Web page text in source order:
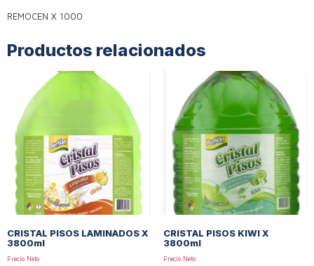
REMOCEN X 1000
Productos relacionados
CRISTAL PISOS LAMINADOS X
3800ml
Precio Neto
CRISTAL PISOS KIWI X
3800ml
Precio Neto